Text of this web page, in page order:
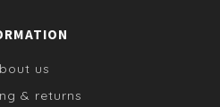
us
& returns